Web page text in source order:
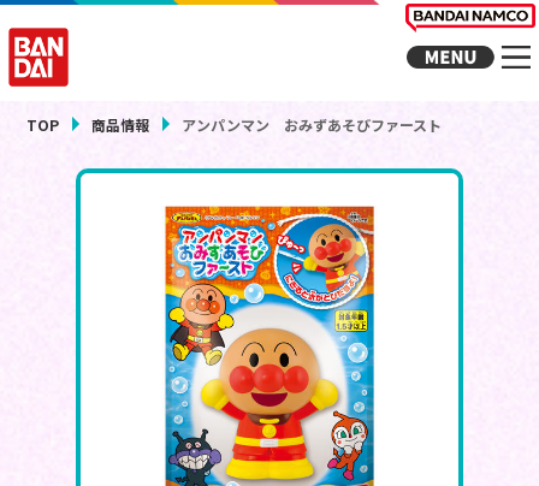
TOP 商品情報 アンパンマン おみずあそびファースト